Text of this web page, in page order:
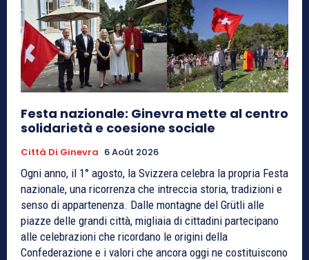
Festa nazionale: Ginevra mette al centro
solidarietà e coesione sociale
Città Di Ginevra 6 Août 2026
Ogni anno, il 1° agosto, la Svizzera celebra la propria Festa
nazionale, una ricorrenza che intreccia storia, tradizioni e
senso di appartenenza. Dalle montagne del Grütli alle
piazze delle grandi città, migliaia di cittadini partecipano
alle celebrazioni che ricordano le origini della
Confederazione e i valori che ancora oggi ne costituiscono